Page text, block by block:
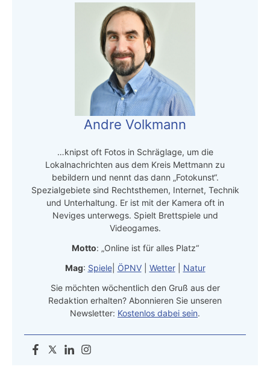
Andre Volkmann
…knipst oft Fotos in Schräglage, um die
Lokalnachrichten aus dem Kreis Mettmann zu
bebildern und nennt das dann „Fotokunst“.
Spezialgebiete sind Rechtsthemen, Internet, Technik
und Unterhaltung. Er ist mit der Kamera oft in
Neviges unterwegs. Spielt Brettspiele und
Videogames.
Motto: „Online ist für alles Platz“
Mag: Spiele| ÖPNV| Wetter| Natur
Sie möchten wöchentlich den Gruß aus der
Redaktion erhalten? Abonnieren Sie unseren
Newsletter: Kostenlos dabei sein.